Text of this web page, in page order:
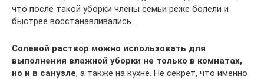
что после такой уборки члены семьи реже болели и
быстрее восстанавливались.
Солевой раствор можно использовать для
выполнения влажной уборки не только в комнатах,
но и в санузле, а также на кухне. Не секрет, что именно